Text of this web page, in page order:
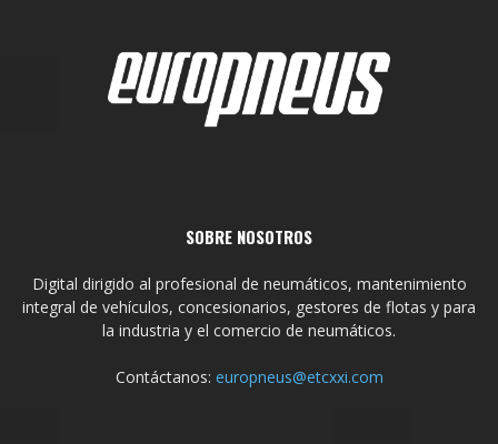
SOBRE NOSOTROS
Digital dirigido al profesional de neumáticos, mantenimiento
integral de vehículos, concesionarios, gestores de flotas y para
la industria y el comercio de neumáticos.
Contáctanos: europneus@etcxxi.com